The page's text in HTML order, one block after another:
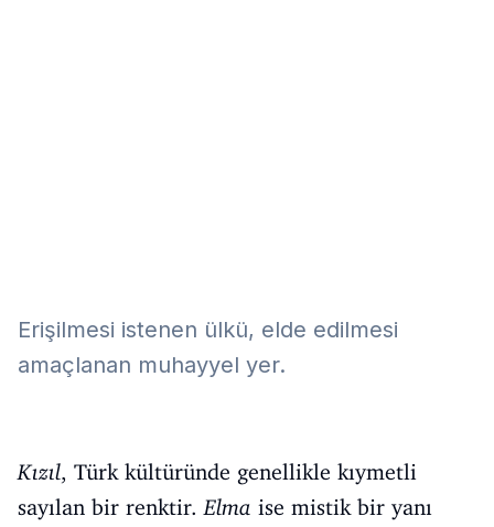
Erişilmesi istenen ülkü, elde edilmesi
amaçlanan muhayyel yer.
Kızıl, Türk kültüründe genellikle kıymetli
sayılan bir renktir.Elma ise mistik bir yanı